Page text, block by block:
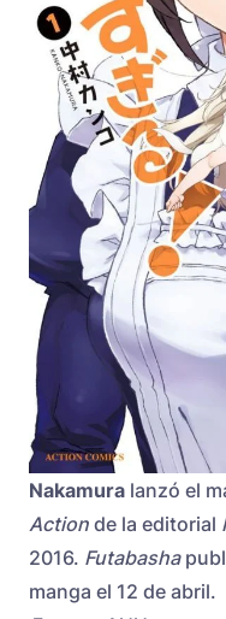
Nakamura lanzó el
Action de la editorial
2016. Futabasha
manga el 12 de abril.